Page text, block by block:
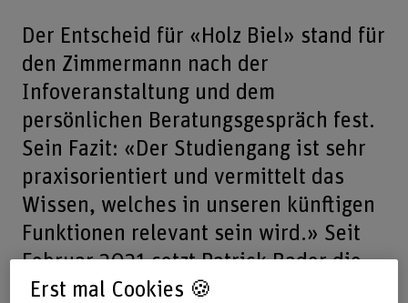
Der Entscheid für «Holz Biel» stand für
den Zimmermann nach der
Infoveranstaltung und dem
persönlichen Beratungsgespräch fest.
Sein Fazit: «Der Studiengang ist sehr
praxisorientiert und vermittelt das
Wissen, welches in unseren künftigen
Funktionen relevant sein wird.» Seit
Februar 2021 setzt Patrick Bader die
erweiterten Kompetenzen aus den
Erst mal Cookies 🍪